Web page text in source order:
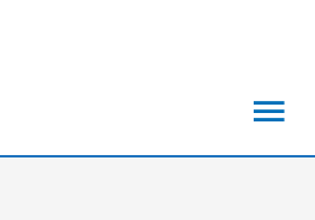
القائمة